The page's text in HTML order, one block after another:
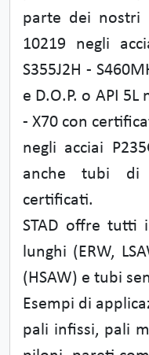
parte dei nostri
10219 negli
S355J2H -
e D.O.P. o API 5L
- X70 con
negli acciai
anche tubi di
certificati.
STAD offre
lunghi (ERW,
(HSAW) e tubi
Esempi di
pali infissi, pali